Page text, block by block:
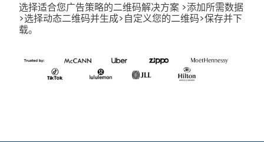
选择适合您广告策略的二维码解决方案 >添加所需数据
>选择动态二维码并生成>自定义您的二维码>保存并下
载。